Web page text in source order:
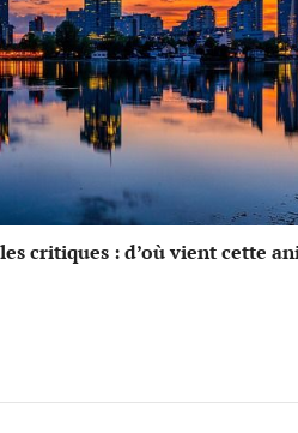
critiques : d’où vient cette